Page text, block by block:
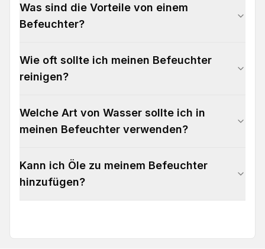
Was sind die Vorteile von einem
Befeuchter?
Wie oft sollte ich meinen Befeuchter
reinigen?
Welche Art von Wasser sollte ich in
meinen Befeuchter verwenden?
Kann ich Öle zu meinem Befeuchter
hinzufügen?